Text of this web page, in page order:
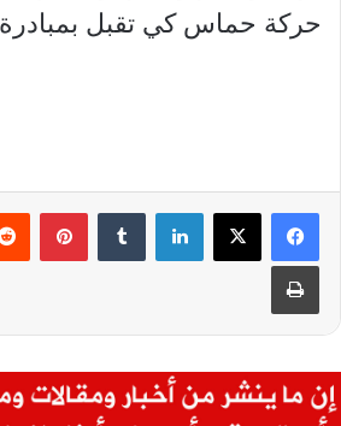
حركة حماس كي تقبل
لينكدإن
طباعة